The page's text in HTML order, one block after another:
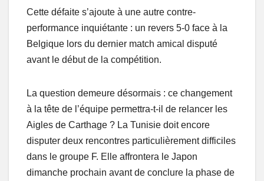
Cette défaite s’ajoute à une autre contre-
performance inquiétante : un revers 5-0 face à la
Belgique lors du dernier match amical disputé
avant le début de la compétition.
La question demeure désormais : ce changement
à la tête de l’équipe permettra-t-il de relancer les
Aigles de Carthage ? La Tunisie doit encore
disputer deux rencontres particulièrement difficiles
dans le groupe F. Elle affrontera le Japon
dimanche prochain avant de conclure la phase de